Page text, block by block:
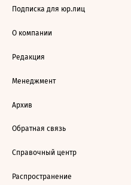
Подписка для юр.лиц
О компании
Редакция
Менеджмент
Архив
Обратная связь
Справочный центр
Распространение